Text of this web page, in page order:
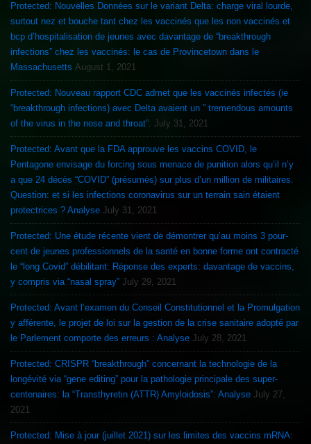
Protected: Nouvelles Données sur le variant Delta: charge viral lourde,
surtout nez et bouche tant chez les vaccinés que les non vaccinés et
bcp d’hospitalisation de jeunes avec davantage de “breakthrough
infections” chez les vaccinés: le cas de Provincetown dans le
Massachusetts August 1, 2021
Protected: Nouveau rapport CDC admet que les vaccinés infectés (ie
“breakthrough infections) avec Delta avaient un ” tremendous amounts
of the virus in the nose and throat”. July 31, 2021
Protected: Avant que la FDA approuve les vaccins COVID, le
Pentagone envisage du forcing sous menace de punition alors qu’il n’y
a que 24 décès “COVID” (présumés) sur plus d’un million de militaires.
Question: et si les infections coronavirus sur un terrain sain étaient
protectrices ? Analyse July 31, 2021
Protected: Une étude récente vient de démontrer qu’au moins 3 pour-
cent de jeunes professionnels de la santé en bonne forme ont contracté
le “long Covid” débilitant: Réponse des experts: davantage de vaccins,
y compris via “nasal spray” July 29, 2021
Protected: Avant l’examen du Conseil Constitutionnel et la Promulgation
y afférente, le projet de loi sur la gestion de la crise sanitaire adopté par
le Parlement comporte des erreurs : Analyse July 28, 2021
Protected: CRISPR “breakthrough” concernant la technologie de la
longévité via “gene editing” pour la pathologie principale des super-
centenaires: la “Transthyretin (ATTR) Amyloidosis”: Analyse July 27,
2021
Protected: Mise à jour (juillet 2021) sur les limites des vaccins mRNA: